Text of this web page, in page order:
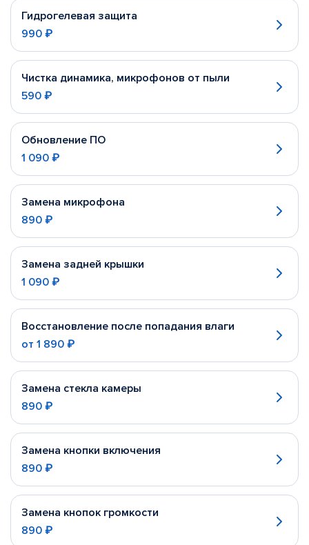
Гидрогелевая защита
990 ₽
Чистка динамика, микрофонов от пыли
590 ₽
Обновление ПО
1 090 ₽
Замена микрофона
890 ₽
Замена задней крышки
1 090 ₽
Восстановление после попадания влаги
от 1 890 ₽
Замена стекла камеры
890 ₽
Замена кнопки включения
890 ₽
Замена кнопок громкости
890 ₽